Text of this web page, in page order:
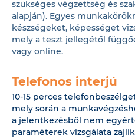
szükséges végzettség és
alapján). Egyes
készségeket, képességet
mely a teszt jellegétől
vagy online.
Telefonos interjú
10-15 perces
mely során a
a jelentkezésből nem
paraméterek vizsgálata